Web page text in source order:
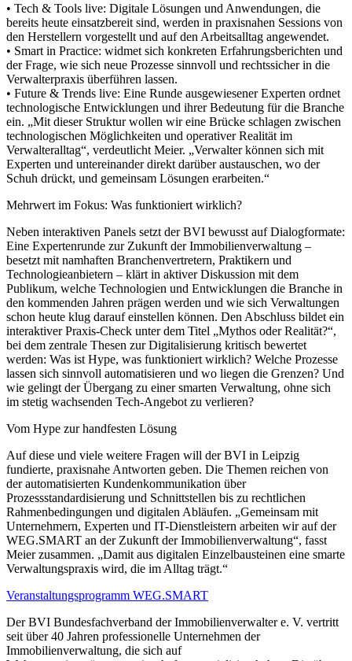
• Tech & Tools live: Digitale Lösungen und Anwendungen, die
bereits heute einsatzbereit sind, werden in praxisnahen Sessions von
den Herstellern vorgestellt und auf den Arbeitsalltag angewendet.
• Smart in Practice: widmet sich konkreten Erfahrungsberichten und
der Frage, wie sich neue Prozesse sinnvoll und rechtssicher in die
Verwalterpraxis überführen lassen.
• Future & Trends live: Eine Runde ausgewiesener Experten ordnet
technologische Entwicklungen und ihrer Bedeutung für die Branche
ein. „Mit dieser Struktur wollen wir eine Brücke schlagen zwischen
technologischen Möglichkeiten und operativer Realität im
Verwalteralltag“, verdeutlicht Meier. „Verwalter können sich mit
Experten und untereinander direkt darüber austauschen, wo der
Schuh drückt, und gemeinsam Lösungen erarbeiten.“
Mehrwert im Fokus: Was funktioniert wirklich?
Neben interaktiven Panels setzt der BVI bewusst auf Dialogformate:
Eine Expertenrunde zur Zukunft der Immobilienverwaltung –
besetzt mit namhaften Branchenvertretern, Praktikern und
Technologieanbietern – klärt in aktiver Diskussion mit dem
Publikum, welche Technologien und Entwicklungen die Branche in
den kommenden Jahren prägen werden und wie sich Verwaltungen
schon heute klug darauf einstellen können. Den Abschluss bildet ein
interaktiver Praxis-Check unter dem Titel „Mythos oder Realität?“,
bei dem zentrale Thesen zur Digitalisierung kritisch bewertet
werden: Was ist Hype, was funktioniert wirklich? Welche Prozesse
lassen sich sinnvoll automatisieren und wo liegen die Grenzen? Und
wie gelingt der Übergang zu einer smarten Verwaltung, ohne sich
im stetig wachsenden Tech-Angebot zu verlieren?
Vom Hype zur handfesten Lösung
Auf diese und viele weitere Fragen will der BVI in Leipzig
fundierte, praxisnahe Antworten geben. Die Themen reichen von
der automatisierten Kundenkommunikation über
Prozessstandardisierung und Schnittstellen bis zu rechtlichen
Rahmenbedingungen und digitalen Abläufen. „Gemeinsam mit
Unternehmern, Experten und IT-Dienstleistern arbeiten wir auf der
WEG.SMART an der Zukunft der Immobilienverwaltung“, fasst
Meier zusammen. „Damit aus digitalen Einzelbausteinen eine smarte
Verwaltungspraxis wird, die im Alltag trägt.“
Veranstaltungsprogramm WEG.SMART
Der BVI Bundesfachverband der Immobilienverwalter e. V. vertritt
seit über 40 Jahren professionelle Unternehmen der
Immobilienverwaltung, die sich auf